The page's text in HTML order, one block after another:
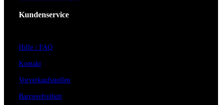
Kundenservice
Hilfe / FAQ
Kontakt
Vorverkaufsstellen
Barrierefreiheit